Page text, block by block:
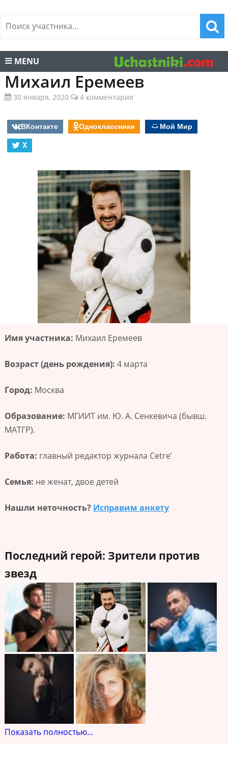
MENU
Михаил Еремеев
30 января, 2020 4 комментария
ВКонтакте Одноклассники
Мой Мир
X
Имя участника: Михаил Еремеев
Возраст (день рождения): 4 марта
Город: Москва
Образование: МГИИТ им. Ю. А. Сенкевича (бывш.
МАТГР).
Работа: главный редактор журнала Cetre’
Семья: не женат, двое детей
Нашли неточность? Исправим анкету
Последний герой: Зрители против
звезд
Показать полностью...